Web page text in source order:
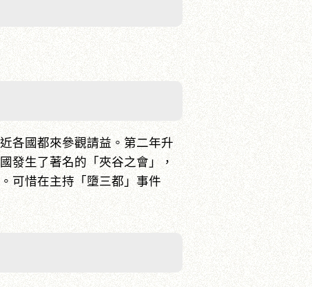
各國都來參觀請益。第二年升
發生了著名的「夾谷之會」，
可惜在主持「墮三都」事件